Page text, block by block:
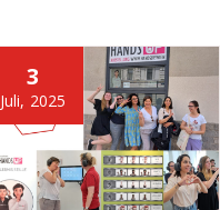
3
Juli, 2025